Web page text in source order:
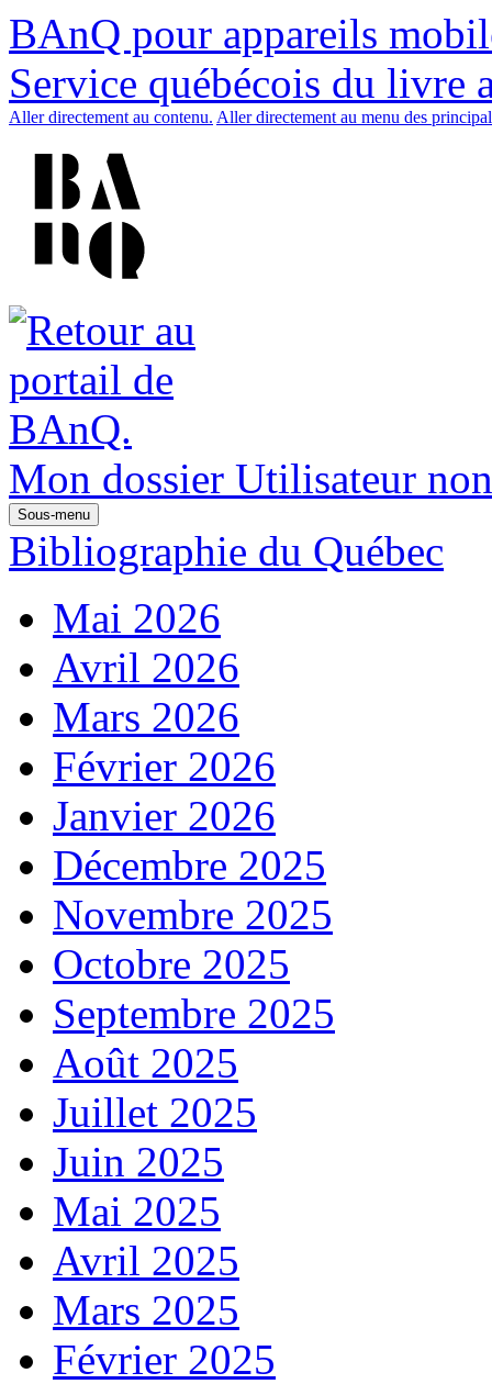
BAnQ pour appareils
Service québécois du livre
Aller directement au contenu. Aller directement au menu des
Mon dossier Utilisateur
Sous-menu
Bibliographie du Québec
Mai 2026
Avril 2026
Mars 2026
Février 2026
Janvier 2026
Décembre 2025
Novembre 2025
Octobre 2025
Septembre 2025
Août 2025
Juillet 2025
Juin 2025
Mai 2025
Avril 2025
Mars 2025
Février 2025